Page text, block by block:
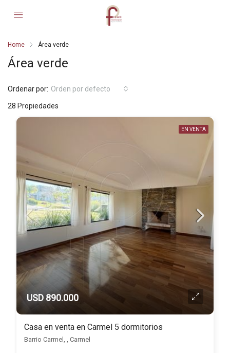
Home Área verde
Área verde
28 Propiedades
Ordenar por: Orden por defecto
EN VENTA
USD 890.000
Casa en venta en Carmel 5 dormitorios
Barrio Carmel, , Carmel